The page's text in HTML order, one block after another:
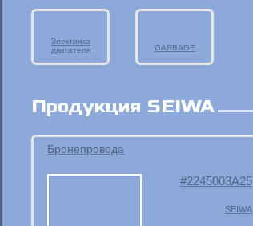
Электрика
двигателя
GARBAGE
Продукция SEIWA
Бронепровода
2245003A25
SEIWA